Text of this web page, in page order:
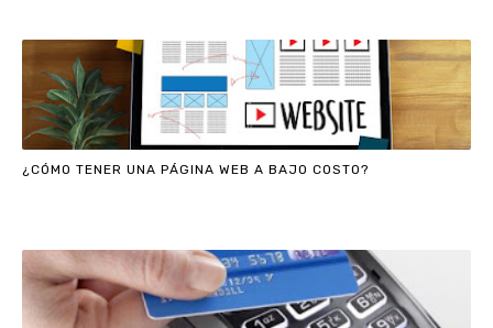
¿CÓMO TENER UNA PÁGINA WEB A BAJO COSTO?